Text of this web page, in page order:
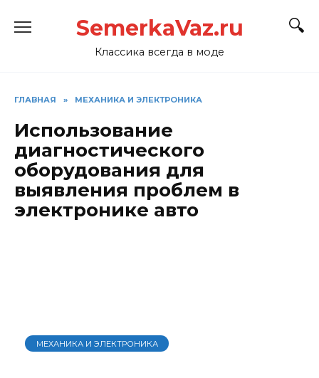
SemerkaVaz.ru
Классика всегда в моде
ГЛАВНАЯ » МЕХАНИКА И ЭЛЕКТРОНИКА
Использование
диагностического
оборудования для
выявления проблем в
электронике авто
МЕХАНИКА И ЭЛЕКТРОНИКА